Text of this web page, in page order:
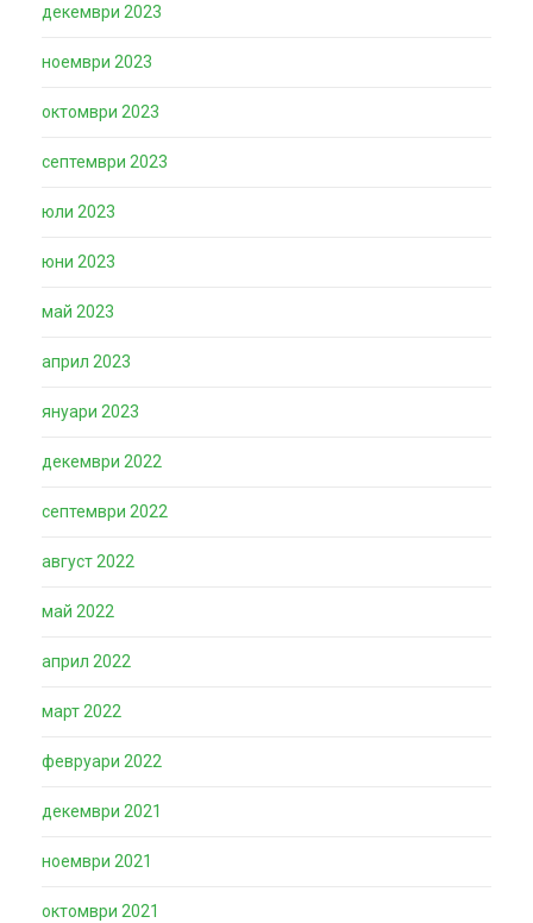
декември 2023
ноември 2023
октомври 2023
септември 2023
юли 2023
юни 2023
май 2023
април 2023
януари 2023
декември 2022
септември 2022
август 2022
май 2022
април 2022
март 2022
февруари 2022
декември 2021
ноември 2021
октомври 2021